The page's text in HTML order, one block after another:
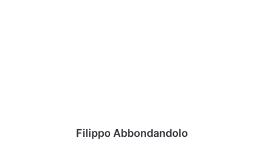
Filippo Abbondandolo